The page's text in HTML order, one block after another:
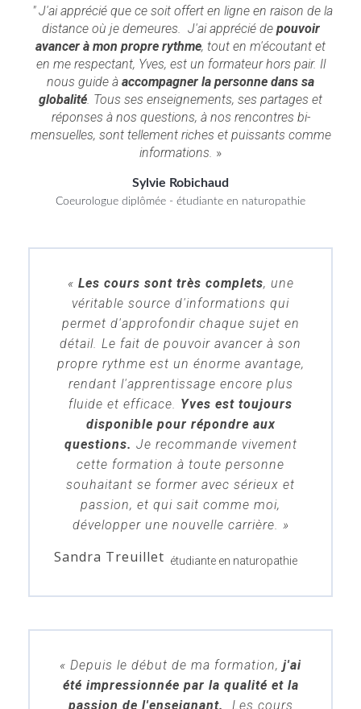
"J'ai apprécié que ce soit offert en ligne en raison de la
distance où je demeures. J'ai apprécié de pouvoir
avancer à mon propre rythme, tout en m'écoutant et
en me respectant, Yves, est un formateur hors pair. Il
nous guide à accompagner la personne dans sa
globalité. Tous ses enseignements, ses partages et
réponses à nos questions, à nos rencontres bi-
mensuelles, sont tellement riches et puissants comme
informations. »
Sylvie Robichaud
Coeurologue diplômée - étudiante en naturopathie
« Les cours sont très complets, une
véritable source d'informations qui
permet d'approfondir chaque sujet en
détail. Le fait de pouvoir avancer à son
propre rythme est un énorme avantage,
rendant l'apprentissage encore plus
fluide et efficace. Yves est toujours
disponible pour répondre aux
questions. Je recommande vivement
cette formation à toute personne
souhaitant se former avec sérieux et
passion, et qui sait comme moi,
développer une nouvelle carrière. »
Sandra Treuillet étudiante en naturopathie
« Depuis le début de ma formation, j'ai
été impressionnée par la qualité et la
passion de l'enseignant.
Les cours